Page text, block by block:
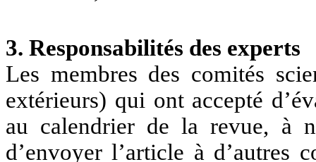
3. Responsabilités des experts
Les membres des comités
extérieurs) qui ont accepté
au calendrier de la revue, à
d’envoyer l’article à d’autres